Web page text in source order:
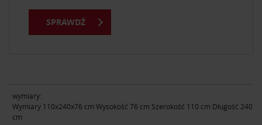
wymiary:
Wymiary 110x240x76 cm Wysokość 76 cm Szerokość 110 cm Długość 240
cm
SPRAWDŹ